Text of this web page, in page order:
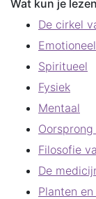
Wat kun je
De cirkel
Emotioneel
Spiritueel
Fysiek
Mentaal
Filosofie
De
Planten